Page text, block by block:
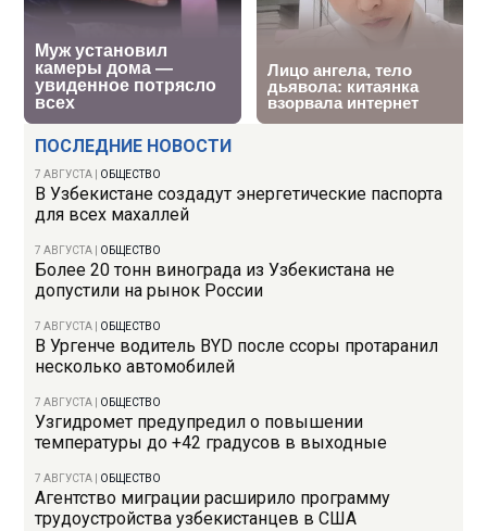
ПОСЛЕДНИЕ НОВОСТИ
7 АВГУСТА ОБЩЕСТВО
В Узбекистане создадут энергетические паспорта
для всех махаллей
7 АВГУСТА ОБЩЕСТВО
Более 20 тонн винограда из Узбекистана не
допустили на рынок России
7 АВГУСТА ОБЩЕСТВО
В Ургенче водитель BYD после ссоры протаранил
несколько автомобилей
7 АВГУСТА ОБЩЕСТВО
Узгидромет предупредил о повышении
температуры до +42 градусов в выходные
7 АВГУСТА ОБЩЕСТВО
Агентство миграции расширило программу
трудоустройства узбекистанцев в США